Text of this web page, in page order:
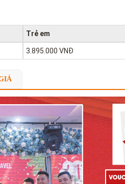
Trẻ em
3.895.000 VNĐ